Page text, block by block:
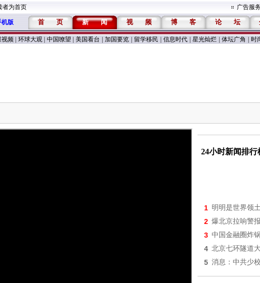
者为首页 广告服
机版 首 页 新 闻 视 频 博 客 论 坛
视频 环球大观 中国嘹望 美国看台 加国要览 留学移民 信息时代 星光灿烂 体坛广角 时
24小时新闻排行
1 明明是世界领
2 爆北京拉响警
3 中国金融圈炸
4 北京七环隧道
5 消息：中共少